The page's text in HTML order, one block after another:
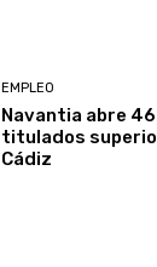
EMPLEO
Navantia abre
titulados
Cádiz